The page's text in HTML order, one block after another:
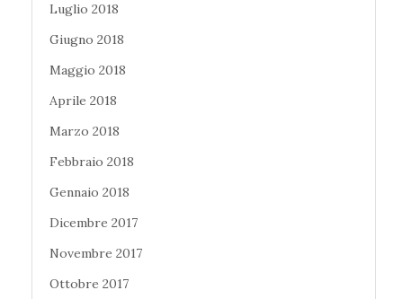
Luglio 2018
Giugno 2018
Maggio 2018
Aprile 2018
Marzo 2018
Febbraio 2018
Gennaio 2018
Dicembre 2017
Novembre 2017
Ottobre 2017